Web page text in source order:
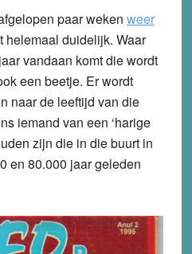
paar weken weer
helemaal duidelijk. Waar
vandaan komt die wordt
een beetje. Er wordt
naar de leeftijd van die
iemand van een ‘harige
zijn die in die buurt in
en 80.000 jaar geleden